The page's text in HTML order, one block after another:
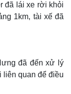
đã lái xe rời khỏi
1km, tài xế đã
đã đến xử lý
quan để điều